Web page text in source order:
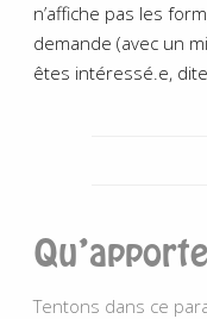
n’affiche pas les
demande (avec un
êtes intéressé.e,
Tentons dans ce